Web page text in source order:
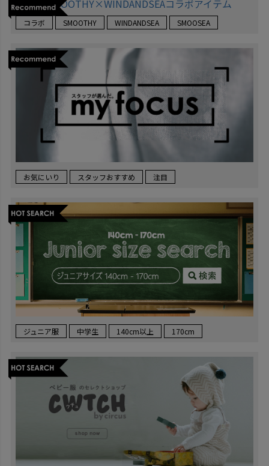
コラボ SMOOTHY WINDANDSEA SMOOSEA
お気にいり スタッフおすすめ 注目
ジュニア服 中学生 140cm以上 170cm